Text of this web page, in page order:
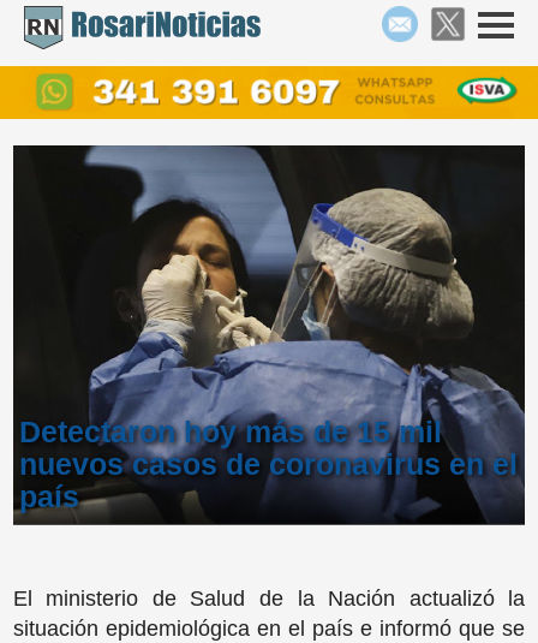
Detectaron hoy más de 15 mil
nuevos casos de coronavirus en el
país
El ministerio de Salud de la Nación actualizó la
situación epidemiológica en el país e informó que se